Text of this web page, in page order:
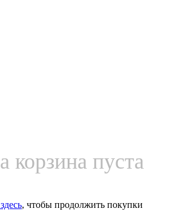
корзина пуста
, чтобы продолжить покупки